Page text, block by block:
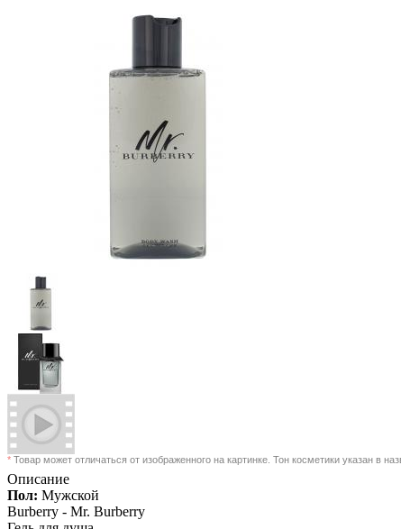
* Товар может отличаться от изображенного на картинке. Тон косметики указан в
Описание
Пол: Мужской
Burberry - Mr. Burberry